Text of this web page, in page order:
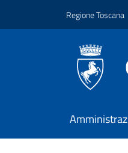
Regione Toscana